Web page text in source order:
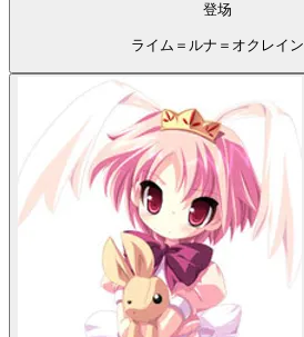
登场
ライム＝ルナ＝オクレイン